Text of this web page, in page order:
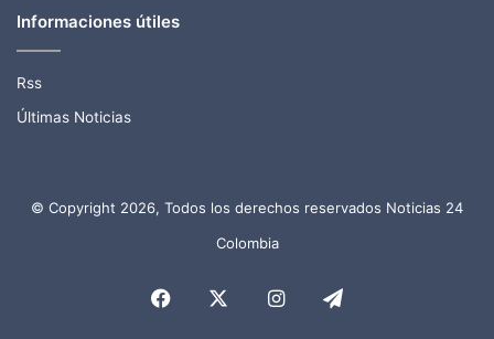
Informaciones útiles
Rss
Últimas Noticias
© Copyright 2026, Todos los derechos reservados Noticias 24
Colombia
Facebook InstagramTelegram